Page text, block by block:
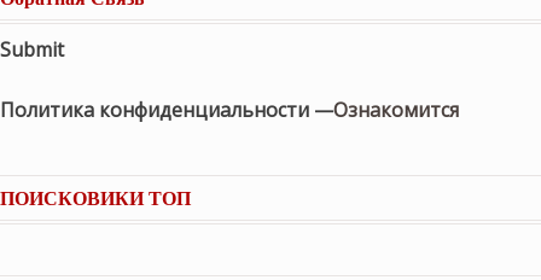
Submit
Политика конфиденциальности —Ознакомится
ПОИСКОВИКИ ТОП